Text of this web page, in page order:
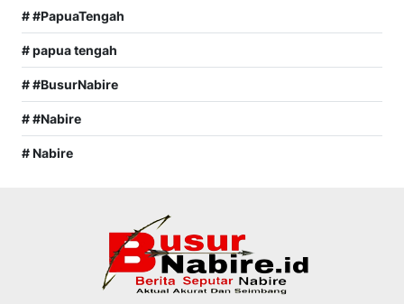
# #PapuaTengah
# papua tengah
# #BusurNabire
# #Nabire
# Nabire